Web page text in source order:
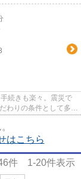
続きも楽々。震災で
わりの条件として多
はこちら
件 1-20件表示